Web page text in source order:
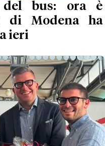
del bus: ora è
di Modena ha
ieri